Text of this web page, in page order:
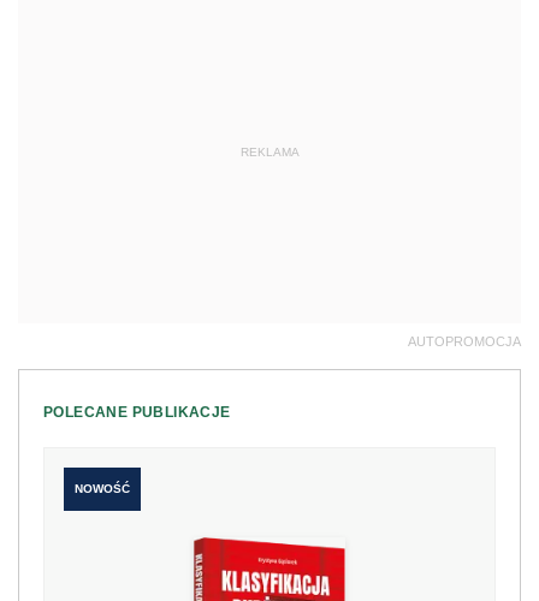
REKLAMA
AUTOPROMOCJA
POLECANE PUBLIKACJE
NOWOŚĆ